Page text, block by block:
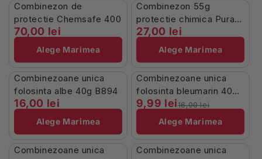
Combinezon de
protectie Chemsafe 400
70,00 lei
Alege Marimea
Combinezon 55g
protectie chimica Pura
1.5 Renania alb (69B2)
27,00 lei
Alege Marimea
Combinezoane unica
folosinta albe 40g B894
16,00 lei
Alege Marimea
-38%
Combinezoane unica
folosinta bleumarin 40g
B894
9,99 lei16,00 lei
Alege Marimea
-55%
Combinezoane unica
-100%
Combinezoane unica